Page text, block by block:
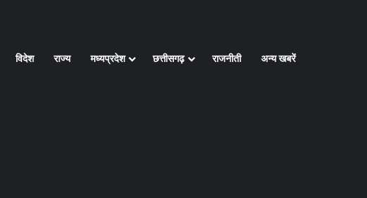
विदेश राज्य मध्यप्रदेश छत्तीसगढ़ राजनीती अन्य खबरें